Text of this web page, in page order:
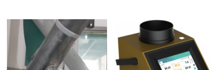
ngành công nghiệp khác nhau. 
Độ nhạy cao: Trang bị đầu dò
InGaAs độ nhạy cao, cung cấp
phản hồi phổ tuyến tính đầy đủ,
đảm bảo độ chính xác và khả
năng lặp lại tối ưu.
trực tiếp ngoài đồng ruộng.